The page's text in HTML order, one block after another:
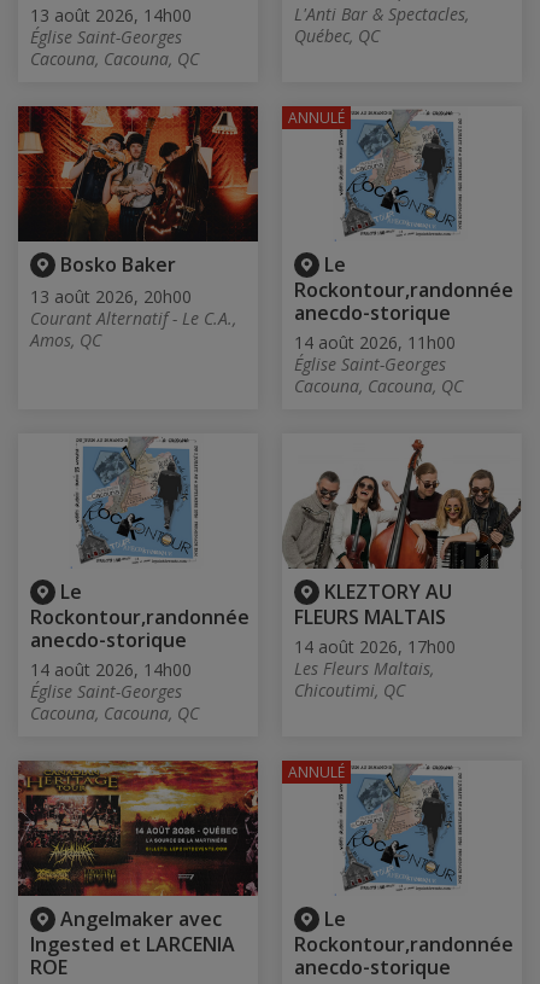
13 août 2026, 14h00
Église Saint-Georges
Cacouna, Cacouna, QC
L'Anti Bar & Spectacles,
Québec, QC
Bosko Baker
13 août 2026, 20h00
Courant Alternatif - Le C.A.,
Amos, QC
Le
Rockontour,randonnée
anecdo-storique
14 août 2026, 11h00
Église Saint-Georges
Cacouna, Cacouna, QC
ANNULÉ
Le
Rockontour,randonnée
anecdo-storique
14 août 2026, 14h00
Église Saint-Georges
Cacouna, Cacouna, QC
KLEZTORY AU
FLEURS MALTAIS
14 août 2026, 17h00
Les Fleurs Maltais,
Chicoutimi, QC
Angelmaker avec
Ingested et LARCENIA
ROE
Le
Rockontour,randonnée
anecdo-storique
ANNULÉ